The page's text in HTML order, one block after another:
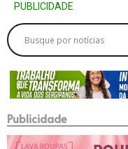
PUBLICIDADE
Publicidade